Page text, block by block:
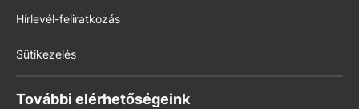
Hírlevél-feliratkozás
Sütikezelés
További elérhetőségeink